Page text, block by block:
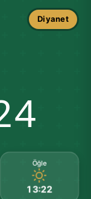
Diyanet
Öğle
13:22